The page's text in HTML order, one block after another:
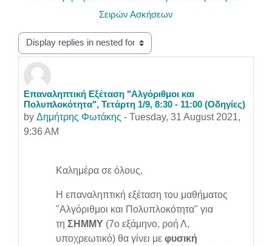
Σειρών Ασκήσεων
Display mode
Επαναληπτική Εξέταση "Αλγόριθμοι και
Πολυπλοκότητα", Τετάρτη 1/9, 8:30 - 11:00 (Οδηγίες)
by Δημήτρης Φωτάκης - Tuesday, 31 August 2021,
9:36 AM
Number of replies: 0
Καλημέρα σε όλους,
Η επαναληπτική εξέταση του μαθήματος
"Αλγόριθμοι και Πολυπλοκότητα" για
τη ΣΗΜΜΥ (7ο εξάμηνο, ροή Λ,
υποχρεωτικό) θα γίνει με φυσική